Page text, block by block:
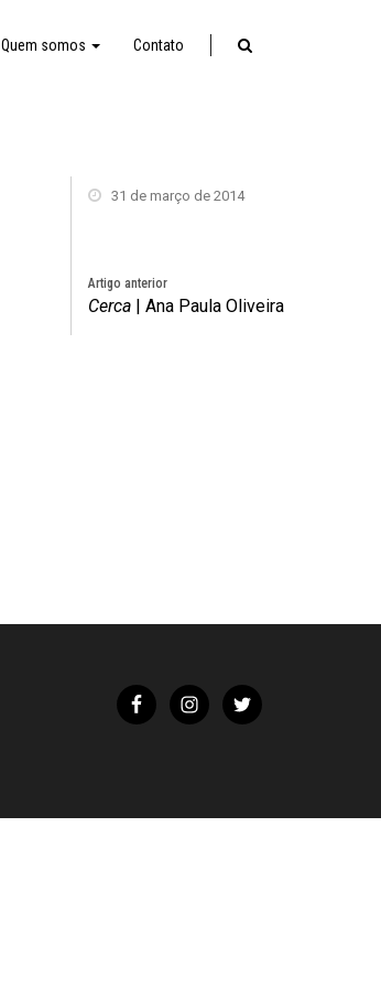
Quem somos Contato
31 de março de 2014
Artigo anterior
Cerca | Ana Paula Oliveira